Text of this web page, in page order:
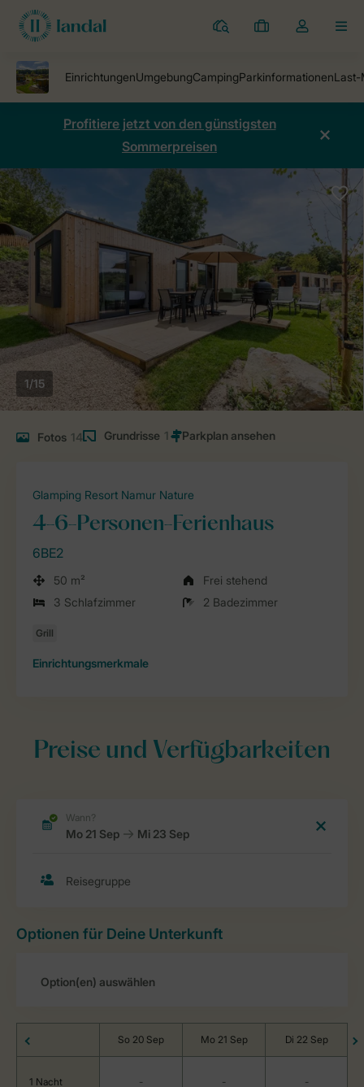
Ferienparks
Meine
Dropdown-
öffnen
Profitiere jetzt von den günstigsten
Sommerpreisen
1/15
Fotos 14 Grundrisse 1
Glamping Resort Namur Nature
4-6-Personen-Ferienhaus
6BE2
50 m²
Frei stehend
3 Schlafzimmer
2 Badezimmer
Einrichtungsmerkmale
Preise und Verfügbarkeiten
Optionen für Deine Unterkunft
So 20 Sep Mo 21 Sep Di 22 Sep
1 Nacht - - -